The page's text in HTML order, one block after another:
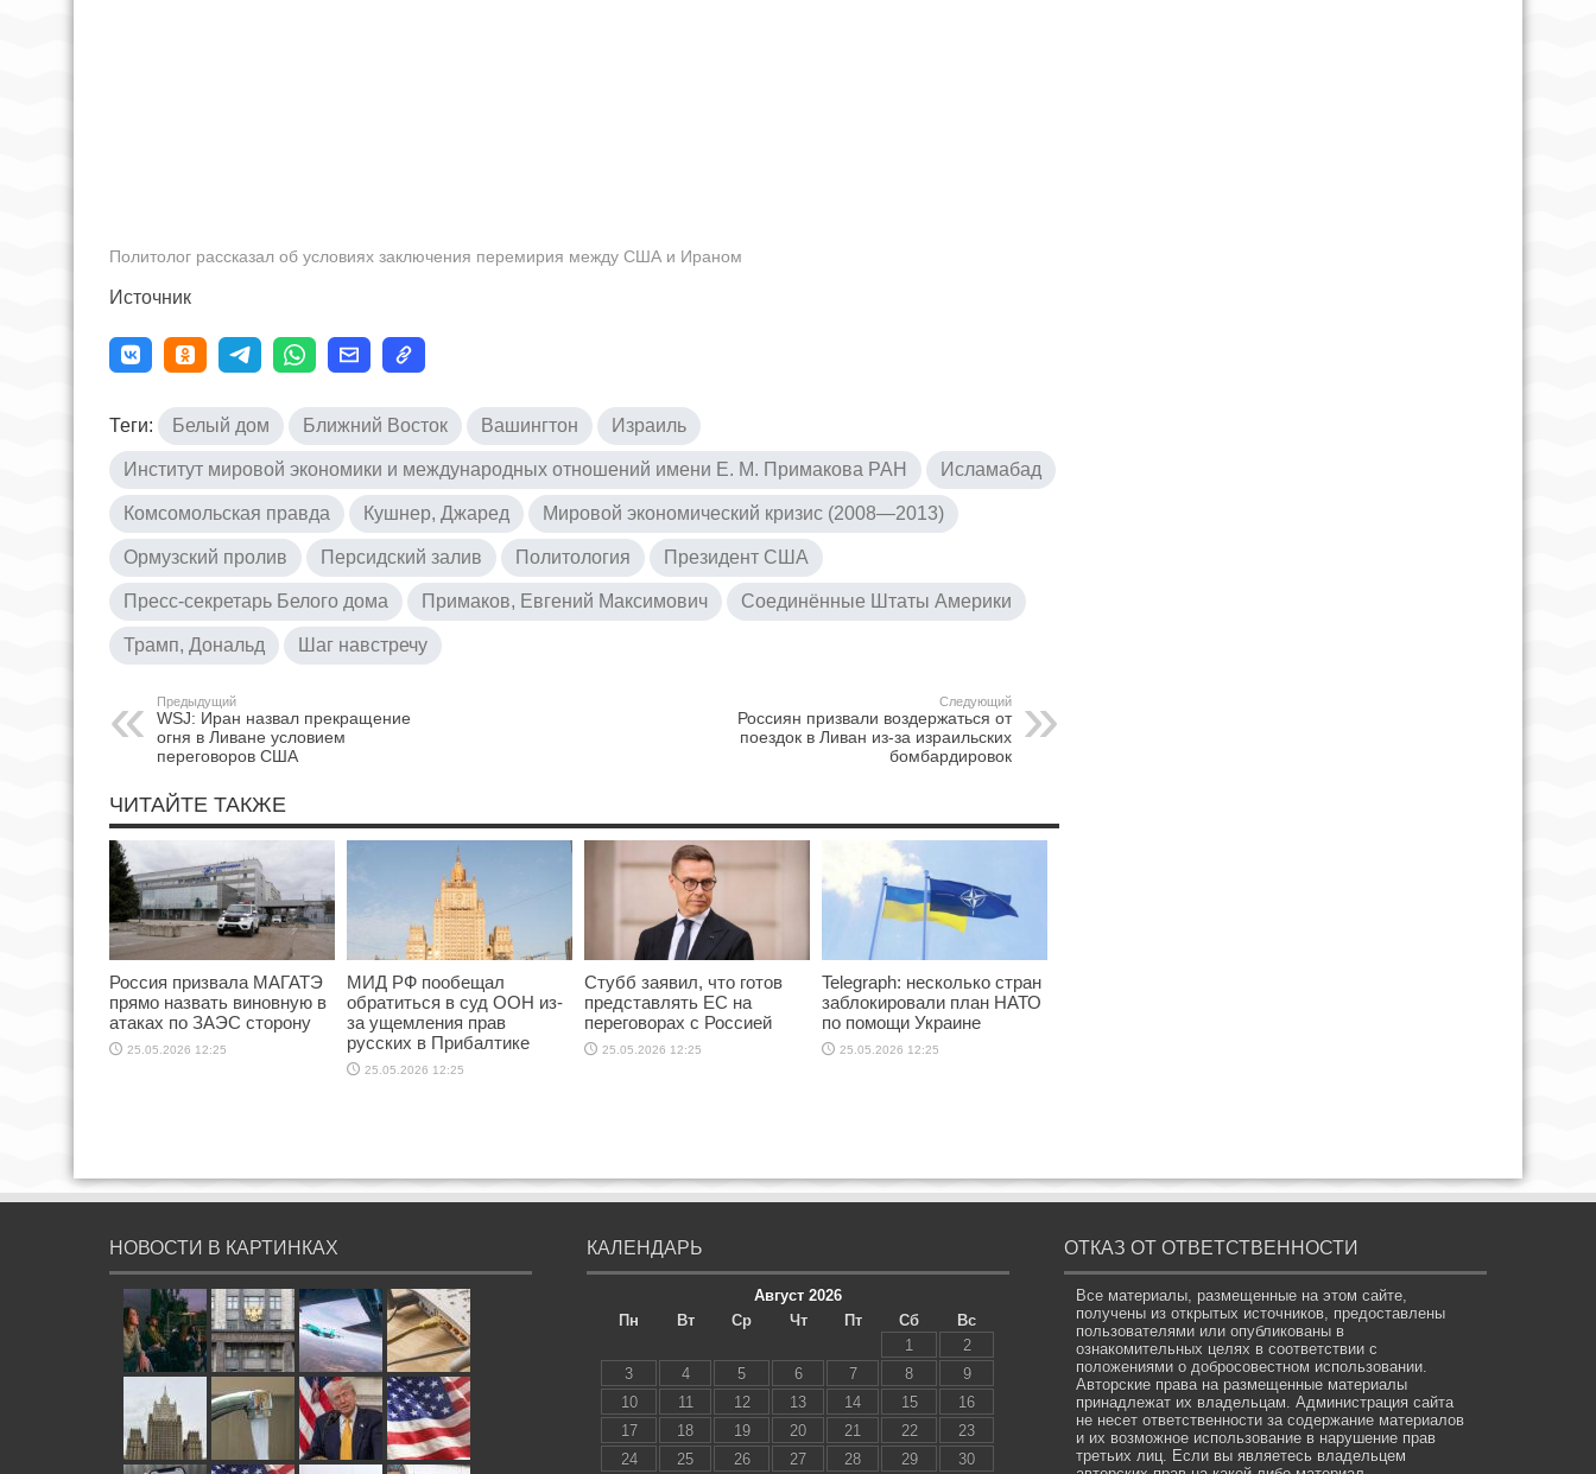
Политолог рассказал об условиях заключения перемирия между США и Ираном
Источник
Теги: Белый дом Ближний Восток Вашингтон Израиль
Институт мировой экономики и международных отношений имени Е. М. Примакова РАН Исламабад
Комсомольская правда Кушнер, Джаред Мировой экономический кризис (2008—2013)
Ормузский пролив Персидский залив Политология Президент США
Пресс-секретарь Белого дома Примаков, Евгений Максимович Соединённые Штаты Америки
Трамп, Дональд Шаг навстречу
Предыдущий
WSJ: Иран назвал прекращение
огня в Ливане условием
переговоров США
Следующий
Россиян призвали воздержаться от
поездок в Ливан из-за израильских
бомбардировок
ЧИТАЙТЕ ТАКЖЕ
Россия призвала МАГАТЭ
прямо назвать виновную в
атаках по ЗАЭС сторону
25.05.2026 12:25
МИД РФ пообещал
обратиться в суд ООН из-
за ущемления прав
русских в Прибалтике
25.05.2026 12:25
Стубб заявил, что готов
представлять ЕС на
переговорах с Россией
25.05.2026 12:25
Telegraph: несколько стран
заблокировали план НАТО
по помощи Украине
25.05.2026 12:25
НОВОСТИ В КАРТИНКАХ КАЛЕНДАРЬ
Август 2026
Пн
Вт Ср Чт Пт Сб
Вс
1
2
3
4 5 6 7 8
9
10
11 12 13 14 15
16
17
18 19 20 21 22
23
24
25 26 27 28 29 30
ОТКАЗ ОТ ОТВЕТСТВЕННОСТИ
Все материалы, размещенные на этом сайте,
получены из открытых источников, предоставлены
пользователями или опубликованы в
ознакомительных целях в соответствии с
положениями о добросовестном использовании.
Авторские права на размещенные материалы
принадлежат их владельцам. Администрация сайта
не несет ответственности за содержание материалов
и их возможное использование в нарушение прав
третьих лиц. Если вы являетесь владельцем